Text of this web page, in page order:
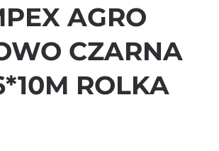
AGRO
CZARNA
ROLKA